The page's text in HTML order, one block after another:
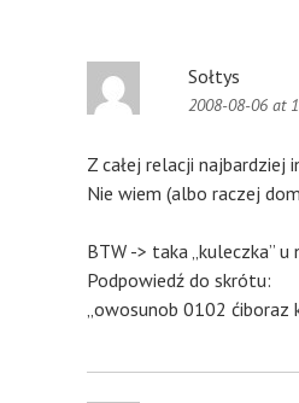
Sołtys
2008-08-06 at
Z całej relacji najbardziej
Nie wiem (albo raczej
BTW -> taka „kuleczka”
Podpowiedź do skrótu:
„owosunob 0102 ćiboraz